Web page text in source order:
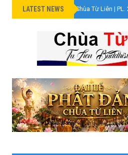
LATEST NEWS
»Đại Lễ Phật Đản Chùa Từ Liên |